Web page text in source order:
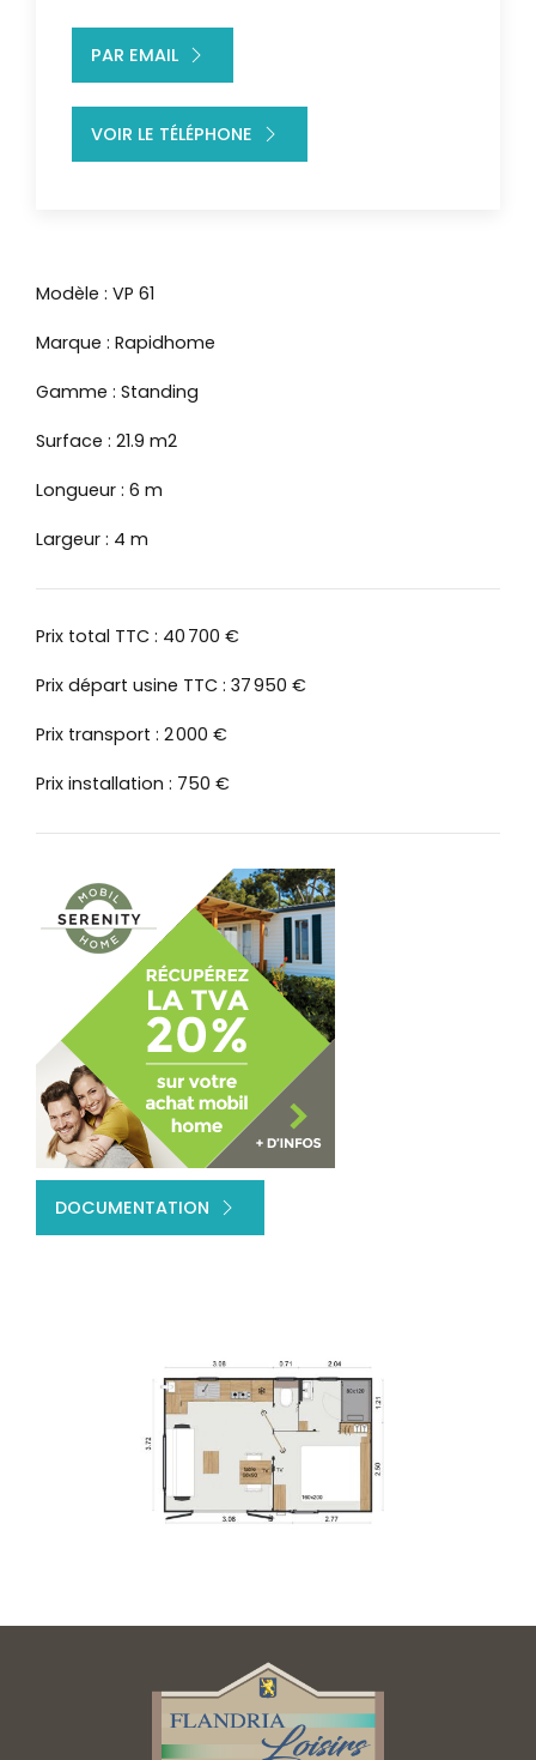
PAR EMAIL
VOIR LE TÉLÉPHONE
Modèle : VP 61
Marque : Rapidhome
Gamme : Standing
Surface : 21.9 m2
Longueur : 6 m
Largeur : 4 m
Prix total TTC : 40 700 €
Prix départ usine TTC : 37 950 €
Prix transport : 2 000 €
Prix installation : 750 €
DOCUMENTATION